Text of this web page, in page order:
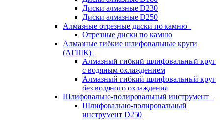
Диски алмазные D230
Диски алмазные D250
Алмазные отрезные диски по камню
Отрезные диски по камню
Алмазные гибкие шлифовальные круги
(АГШК)
Алмазный гибкий шлифовальный круг
с водяным охлаждением
Алмазный гибкий шлифовальный круг
без водяного охлаждения
Шлифовально-полировальный инструмент
Шлифовально-полировальный
инструмент D250